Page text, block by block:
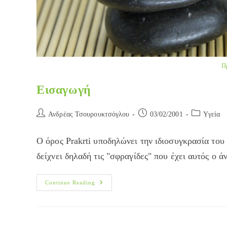
Εισαγωγή
Post Ανδρέας Τσουρουκτσόγλου
Post 03/02/2001
PostYγεία
Ο όρος Prakrti υποδηλώνει την ιδιοσυγκρασία
δείχνει δηλαδή τις "σφραγίδες" που έχει αυτός
Continue Reading Εισαγωγή